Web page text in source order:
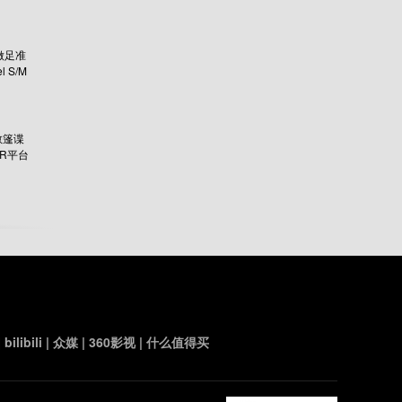
足准
S/M
谍
平台
bilibili | 众媒 | 360影视| 什么值得买